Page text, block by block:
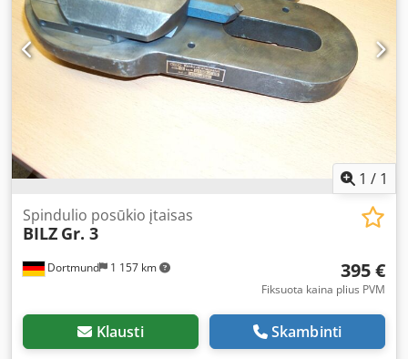
Dajfx Aphef Bendras ilgis su kotu: 215 mm Svoris: 1,7 kg
Labai gera būklė
1 / 1
Dortmund 1 157 km
Spindulio posūkio įtaisas
BILZ Gr. 3
395 €
Fiksuota kaina plius PVM
Klausti Skambinti